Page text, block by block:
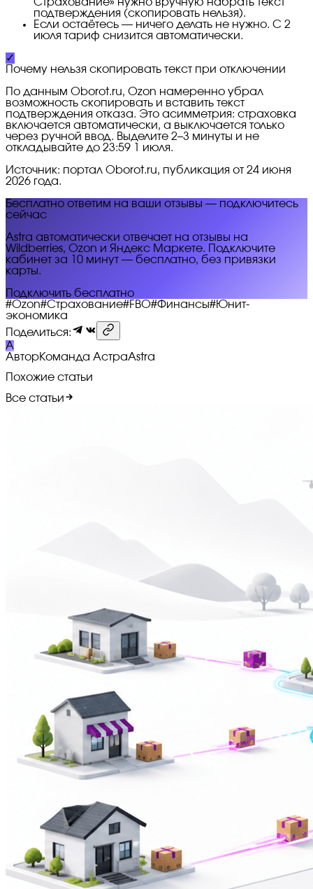
подтверждения (скопировать нельзя).
Если остаётесь — ничего делать не нужно. С 2
июля тариф снизится автоматически.
✓
Почему нельзя скопировать текст при отключении
По данным Oborot.ru, Ozon намеренно убрал
возможность скопировать и вставить текст
подтверждения отказа. Это асимметрия: страховка
включается автоматически, а выключается только
через ручной ввод. Выделите 2–3 минуты и не
откладывайте до 23:59 1 июля.
Источник: портал Oborot.ru, публикация от 24 июня
2026 года.
Бесплатно ответим на ваши отзывы — подключитесь
сейчас
Astra автоматически отвечает на отзывы на
Wildberries, Ozon и Яндекс Маркете. Подключите
кабинет за 10 минут — бесплатно, без привязки
карты.
Подключить бесплатно
#Ozon#Страхование#FBO#Финансы#Юнит-
экономика
Поделиться:
A
АвторКоманда АстраAstra
Похожие статьи
Все статьи